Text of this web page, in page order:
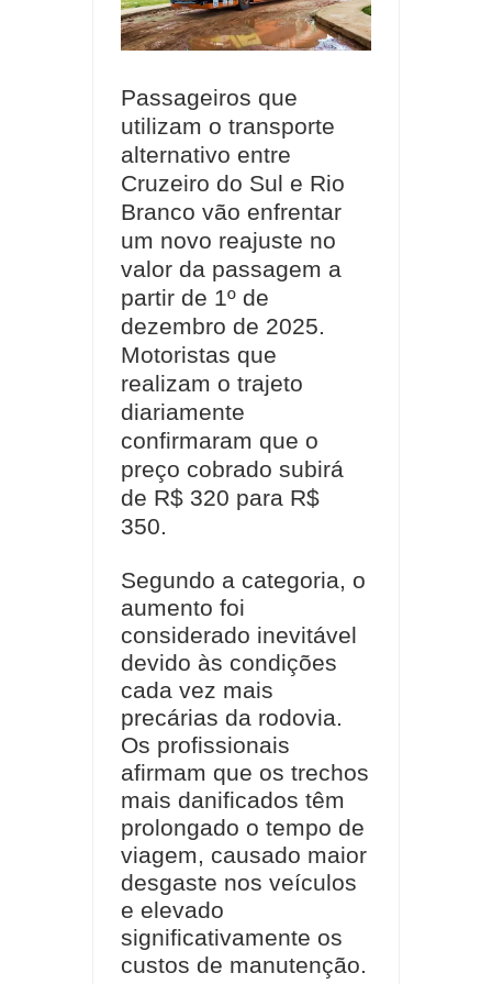
Passageiros que
utilizam o transporte
alternativo entre
Cruzeiro do Sul e Rio
Branco vão enfrentar
um novo reajuste no
valor da passagem a
partir de 1º de
dezembro de 2025.
Motoristas que
realizam o trajeto
diariamente
confirmaram que o
preço cobrado subirá
de R$ 320 para R$
350.
Segundo a categoria, o
aumento foi
considerado inevitável
devido às condições
cada vez mais
precárias da rodovia.
Os profissionais
afirmam que os trechos
mais danificados têm
prolongado o tempo de
viagem, causado maior
desgaste nos veículos
e elevado
significativamente os
custos de manutenção.